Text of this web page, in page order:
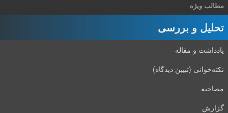
مطالب ویژه
تحلیل و بررسی
یادداشت و مقاله
نکته‌خوانی (تبیین دیدگاه)
مصاحبه
گزارش